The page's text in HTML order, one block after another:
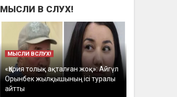
МЫСЛИ В СЛУХ!
МЫСЛИ ВСЛУХ!
«Қария толық ақталған жоқ»: Айгүл
Орынбек жылқышының ісі туралы
айтты